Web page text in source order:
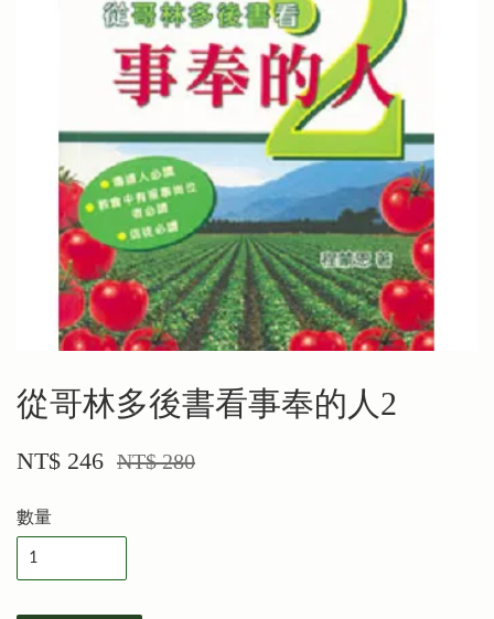
從哥林多後書看事奉的人2
NT$ 246 NT$ 280
數量